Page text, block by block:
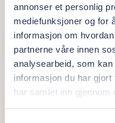
annonser et personlig
mediefunksjoner og for
informasjon om
partnerne våre innen
analysearbeid, som
informasjon du har
har samlet inn gjennom
manglende
behersker norsk
muntlig og
Bidrar til et
Er dette noe for